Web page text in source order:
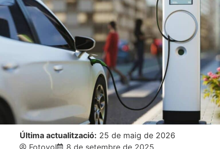
Última actualització: 25 de maig de 2026
Fotovol
8 de setembre de 2025